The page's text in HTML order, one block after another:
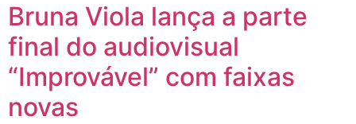
Bruna Viola lança a parte
final do audiovisual
“Improvável” com faixas
novas